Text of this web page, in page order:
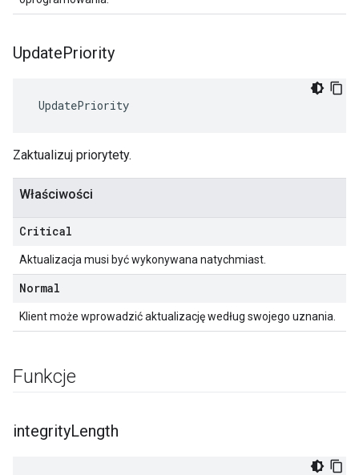
UpdatePriority
UpdatePriority
Zaktualizuj priorytety.
Właściwości
Critical
Aktualizacja musi być wykonywana natychmiast.
Normal
Klient może wprowadzić aktualizację według swojego uznania.
Funkcje
integrityLength